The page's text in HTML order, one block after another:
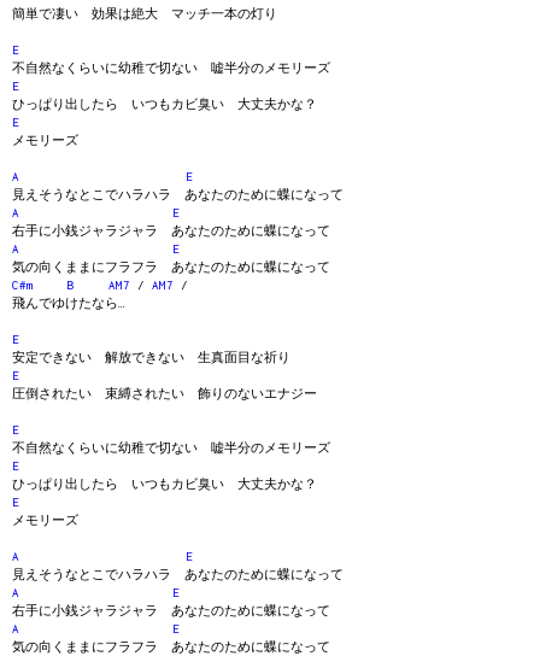
簡単で凄い 効果は絶大 マッチ一本の灯り
E
不自然なくらいに幼稚で切ない 嘘半分のメモリーズ
E
ひっぱり出したら いつもカビ臭い 大丈夫かな？
E
メモリーズ
A
E
見えそうなとこでハラハラ あなたのために蝶になって
A
E
右手に小銭ジャラジャラ あなたのために蝶になって
A
E
気の向くままにフラフラ あなたのために蝶になって
C#m
B AM7 / AM7 /
飛んでゆけたなら…
E
安定できない 解放できない 生真面目な祈り
E
圧倒されたい 束縛されたい 飾りのないエナジー
E
不自然なくらいに幼稚で切ない 嘘半分のメモリーズ
E
ひっぱり出したら いつもカビ臭い 大丈夫かな？
E
メモリーズ
A
E
見えそうなとこでハラハラ あなたのために蝶になって
A
E
右手に小銭ジャラジャラ あなたのために蝶になって
A
E
気の向くままにフラフラ あなたのために蝶になって